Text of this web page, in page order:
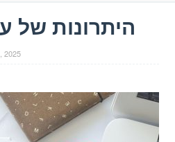
היתרונות של
2025